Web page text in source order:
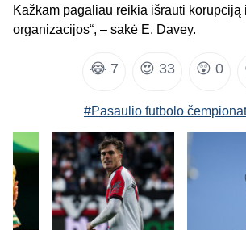
Kažkam pagaliau reikia išrauti korupciją
organizacijos“, – sakė E. Davey.
😂 7 😍 33 😲 0
#Pasaulio futbolo